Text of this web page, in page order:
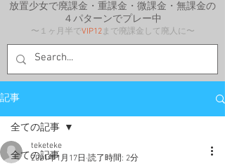
放置少女で廃課金・重課金・微課金・無課金の
４パターンでプレー中
〜１ヶ月半でVIP12まで廃課金して廃人に〜
記事
全ての記事
全ての記事
teketeke
2021年1月17日 読了時間: 2分